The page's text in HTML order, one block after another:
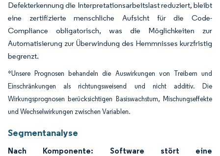
Defekterkennung die Interpretationsarbeitslast reduziert, bleibt
eine zertifizierte menschliche Aufsicht für die Code-
Compliance obligatorisch, was die Möglichkeiten zur
Automatisierung zur Überwindung des Hemmnisses kurzfristig
begrenzt.
*Unsere Prognosen behandeln die Auswirkungen von Treibern und
Einschränkungen als richtungsweisend und nicht additiv. Die
Wirkungsprognosen berücksichtigen Basiswachstum, Mischungseffekte
und Wechselwirkungen zwischen Variablen.
Segmentanalyse
Nach Komponente: Software stört eine